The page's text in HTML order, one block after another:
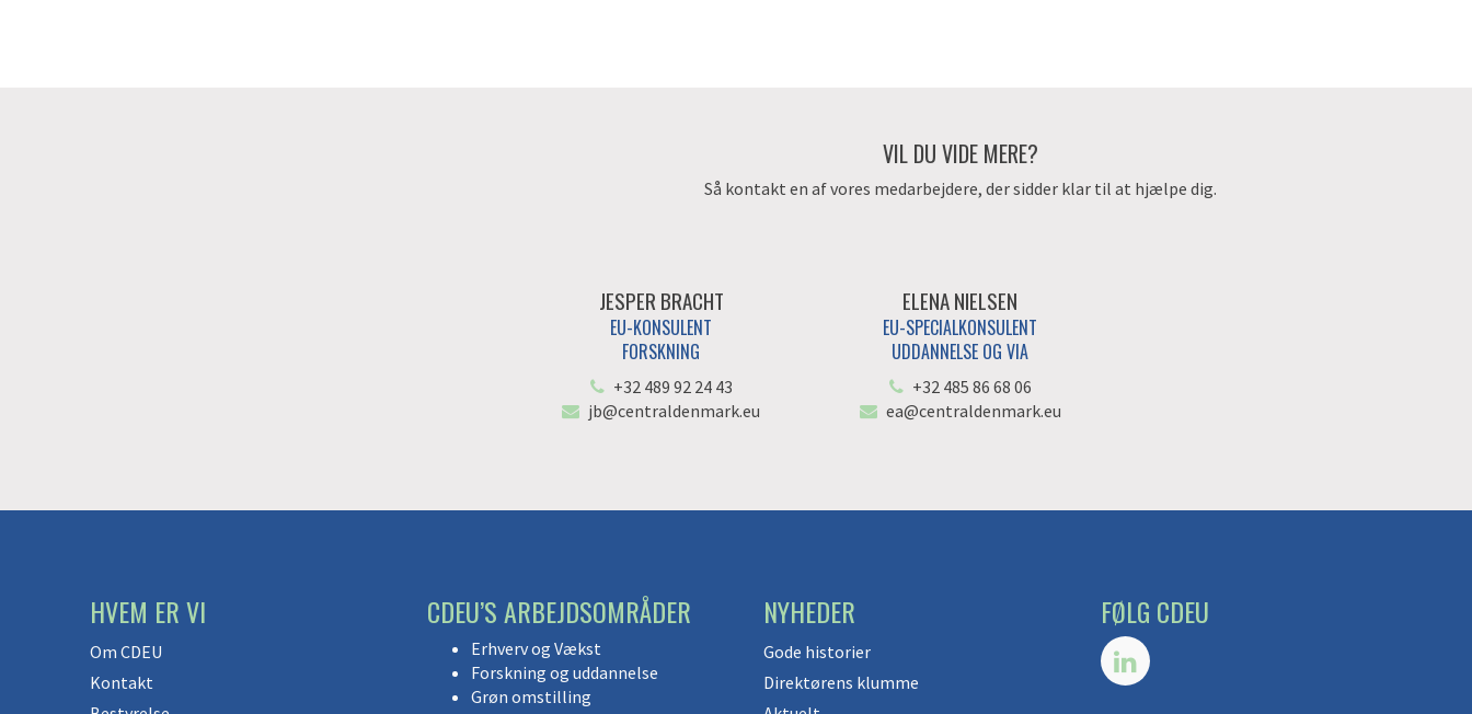
VIL DU VIDE MERE?
Så kontakt en af vores medarbejdere, der sidder klar til at hjælpe dig.
JESPER BRACHT
EU-KONSULENT
FORSKNING
+32 489 92 24 43
jb@centraldenmark.eu
ELENA NIELSEN
EU-SPECIALKONSULENT
UDDANNELSE OG VIA
+32 485 86 68 06
ea@centraldenmark.eu
HVEM ER VI
Om CDEU
Kontakt
CDEU’S ARBEJDSOMRÅDER
Erhverv og Vækst
Forskning og uddannelse
Grøn omstilling
NYHEDER
Gode historier
Direktørens klumme
FØLG CDEU